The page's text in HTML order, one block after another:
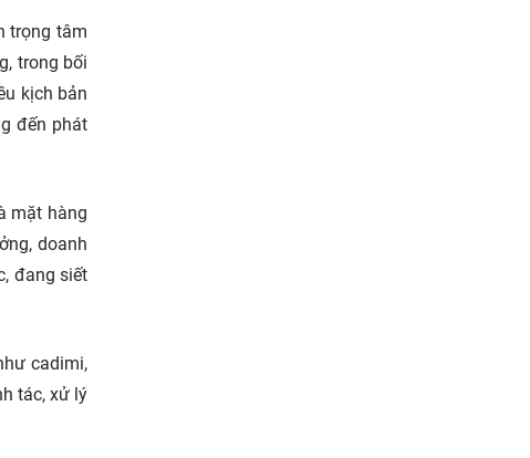
trọng tâm
trong bối
kịch bản
đến phát
mặt hàng
doanh
đang siết
cadimi,
tác, xử lý